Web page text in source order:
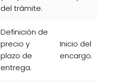
del trámite.
Definición de
precio y
plazo de
entrega.
Inicio del
encargo.